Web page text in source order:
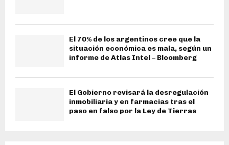
El 70% de los argentinos cree que la
situación económica es mala, según un
informe de Atlas Intel – Bloomberg
El Gobierno revisará la desregulación
inmobiliaria y en farmacias tras el
paso en falso por la Ley de Tierras